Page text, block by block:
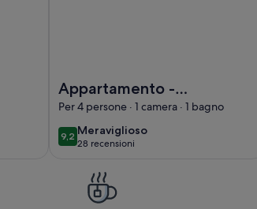
Appartamento -
Monte Gordo
Per 4 persone · 1 camera · 1 bagno
9,29,2 su 10
Meraviglioso
meraviglioso
28 recensioni
(28